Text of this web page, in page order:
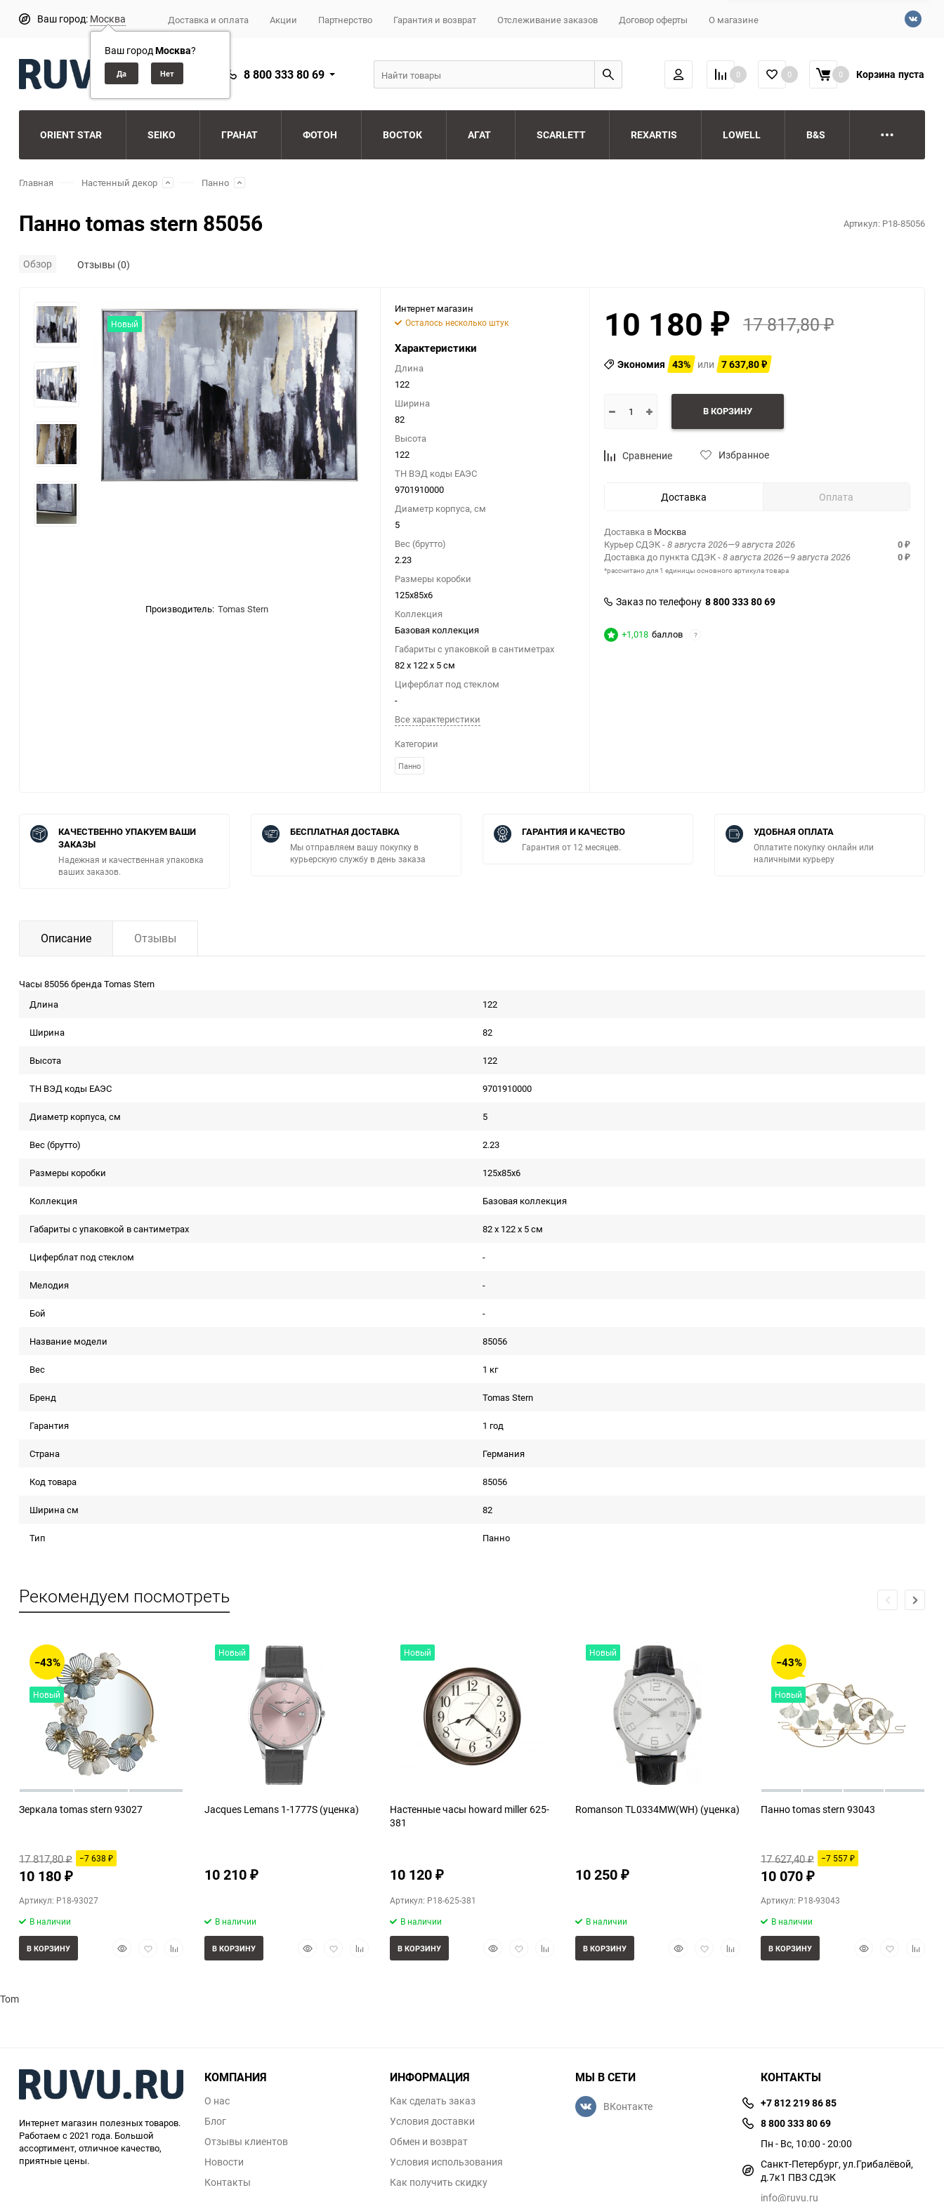
Ваш город: Москва
Ваш городМосква?
Доставка и оплата Акции Партнерство Гарантия и возврат Отслеживание заказов Договор оферты О магазине
8 800 333 80 69 0 0 0 Корзина пуста
ORIENT STAR SEIKO ГРАНАТ ФОТОН ВОСТОК АГАТ SCARLETT REXARTIS LOWELL B&S
Главная Настенный декор Панно
Панно tomas stern 85056 Артикул: P18-85056
Обзор Отзывы (0)
Новый
Производитель: Tomas Stern
Интернет магазин
Осталось несколько штук
Характеристики
Длина
122
Ширина
82
Высота
122
ТН ВЭД коды ЕАЭС
9701910000
Диаметр корпуса, см
5
Вес (брутто)
2.23
Размеры коробки
125х85х6
Коллекция
Базовая коллекция
Габариты с упаковкой в сантиметрах
82 x 122 x 5 см
Циферблат под стеклом
-
Все характеристики
Категории
Панно
10 180 ₽ 17 817,80₽
Экономия 43% или 7 637,80 ₽
В КОРЗИНУ
Сравнение Избранное
Доставка Оплата
Доставка в Москва
Курьер СДЭК- 8 августа 2026—9 августа 2026 0 ₽
Доставка до пункта СДЭК- 8 августа 2026—9 августа 2026 0 ₽
*рассчитано для 1 единицы основного артикула товара
Заказ по телефону 8 800 333 80 69
+1,018 баллов ?
КАЧЕСТВЕННО УПАКУЕМ ВАШИ
ЗАКАЗЫ
Надежная и качественная упаковка
ваших заказов.
БЕСПЛАТНАЯ ДОСТАВКА
Мы отправляем вашу покупку в
курьерскую службу в день заказа
ГАРАНТИЯ И КАЧЕСТВО
Гарантия от 12 месяцев.
УДОБНАЯ ОПЛАТА
Оплатите покупку онлайн или
наличными курьеру
Описание Отзывы
Часы 85056 бренда Tomas Stern
Длина
122
Ширина 82
Высота 122
ТН ВЭД коды ЕАЭС 9701910000
Диаметр корпуса, см 5
Вес (брутто) 2.23
Размеры коробки 125х85х6
Коллекция Базовая коллекция
Габариты с упаковкой в сантиметрах 82 x 122 x 5 см
Циферблат под стеклом -
Мелодия -
Бой -
Название модели 85056
Вес 1 кг
Бренд Tomas Stern
Гарантия 1 год
Страна Германия
Код товара 85056
Ширина см 82
Тип Панно
Рекомендуем посмотреть
−43%
Новый
Зеркала tomas stern 93027
17 817,80₽ −7 638 ₽
10 180 ₽
Артикул: P18-93027
В наличии
БыстрыйДобавитьДобавить
В КОРЗИНУ
Новый
Jacques Lemans 1-1777S (уценка)
10 210 ₽
В наличии
БыстрыйДобавитьДобавить
В КОРЗИНУ
Новый
Настенные часы howard miller 625-
381
10 120 ₽
Артикул: P18-625-381
В наличии
БыстрыйДобавитьДобавить
В КОРЗИНУ
Новый
Romanson TL0334MW(WH) (уценка)
10 250 ₽
В наличии
БыстрыйДобавитьДобавить
В КОРЗИНУ
−43%
Новый
Панно tomas stern 93043
17 627,40₽ −7 557 ₽
10 070 ₽
Артикул: P18-93043
В наличии
БыстрыйДобавить
В КОРЗИНУ
Tomas Stern
Интернет магазин полезных товаров.
Работаем с 2021 года. Большой
ассортимент, отличное качество,
приятные цены.
КОМПАНИЯ
О нас
Блог
Отзывы клиентов
Новости
Контакты
ИНФОРМАЦИЯ
Как сделать заказ
Условия доставки
Обмен и возврат
Условия использования
Как получить скидку
МЫ В СЕТИ
ВКонтакте
КОНТАКТЫ
+7 812 219 86 85
8 800 333 80 69
Пн - Вс, 10:00 - 20:00
Санкт-Петербург, ул.​​Грибалёвой,
д.7к1 ПВЗ СДЭК
info@ruvu.ru